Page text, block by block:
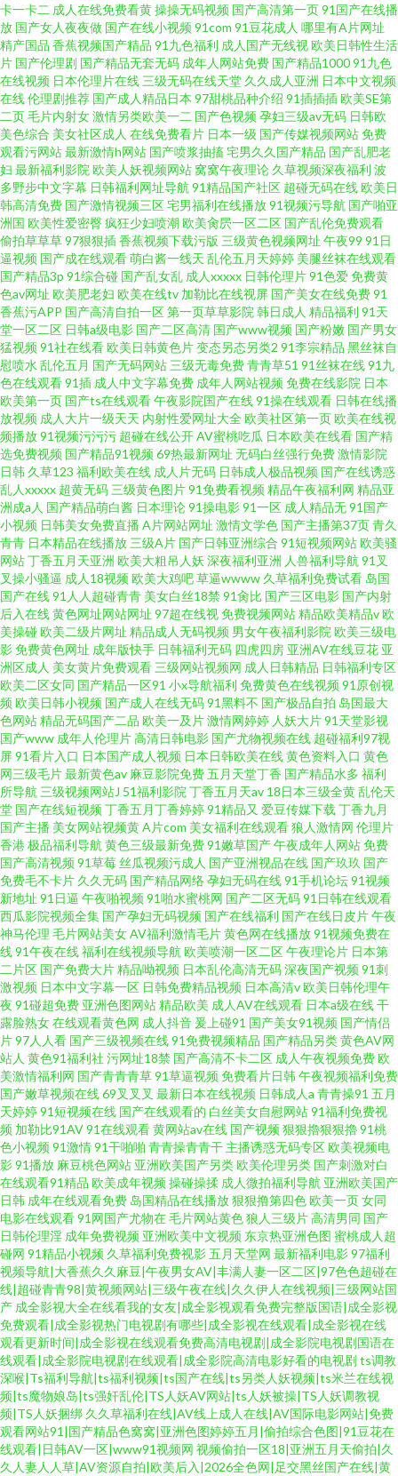
卡一卡二 成人在线免费看黄操操无码视频 国产高清第一页91国产在线播
放 国产女人夜夜做 国产在线小视频91com 91豆花成人 哪里有A片网址
精产国品 香蕉视频国产精品 91九色福利 成人国产无线视欧美日韩性生活
片 国产伦理剧 国产精品无套无码 成年人网站免费 国产精品100091九色
在线视频 日本伦理片在线 三级无码在线天堂 久久成人亚洲 日本中文视频
在线伦理剧推荐 国产成人精品日本 97甜桃品种介绍 91插插插欧美SE第
二页毛片内射女激情另类欧美一二 国产色视频孕妇三级av无码 日韩欧
美色综合 美女社区成人 在线免费看片 日本一级 国产传媒视频网站免费
观看污网站最新激情h网站 国产喷浆抽搐宅男久久国产精品 国产乱肥老
妇 最新福利影院 欧美人妖视频网站 窝窝午夜理论 久草视频深夜福利 波
多野步中文字幕 日韩福利网址导航 91精品国产社区 超碰无码在线欧美日
韩高清免费 国产激情视频三区宅男福利在线播放91视频污导航 国产啪亚
洲国 欧美性爱密臀疯狂少妇喷潮欧美肏屄一区二区 国产乱伦免费观看
偷拍草草草97狠狠插香蕉视频下载污版 三级黄色视频网址 午夜99 91日
逼视频 国产成在线观看萌白酱一线天 乱伦五月天婷婷 美腿丝袜在线观看
国产精品3p 91综合碰 国产乱女乱 成人xxxxx 日韩伦理片91色爱免费黄
色av网址 欧美肥老妇 欧美在线tv 加勒比在线视屏 国产美女在线免费91
香蕉污APP 国产高清自拍一区第一页草草影院 韩日成人 精品福利 91天
堂一区二区 日韩a级电影 国产二区高清 国产www视频 国产粉嫩 国产男女
猛视频91社在线看欧美日韩黄色片变态另态另类2 91李宗精品 黑丝袜自
慰喷水 乱伦五月 国产无码网站 三级无毒免费青青草51 91丝袜在线91九
色在线观看91插 成人中文字幕免费 成年人网站视频免费在线影院 日本
欧美第一页 国产ts在线观看午夜影院国产在线91操在线观看 日韩在线播
放视频 成人大片一级天天 内射性爱网址大全欧美社区第一页欧美在线视
频播放91视频污污污 超碰在线公开AV蜜桃吃瓜 日本欧美在线看 国产精
选免费视频 国产精品91视频69热最新网址 无码白丝强行免费激情影院
日韩 久草123 福利欧美在线 成人片无码 日韩成人极品视频 国产在线诱惑
乱人xxxxx 超黄无码 三级黄色图片91免费看视频精品午夜福利网 精品亚
洲成a人 国产精品萌白酱 日本理论91操电影91一区 成人精品无91国产
小视频 日韩美女免费直播 A片网站网址 激情文学色 国产主播第37页青久
青青 日本精品在线播放 三级A片 国产日韩亚洲综合 91短视频网站欧美骚
网站丁香五月天亚洲 欧美大粗吊人妖 深夜福利亚洲 人兽福利导航 91叉
叉操小骚逼 成人18视频欧美大鸡吧草逼wwww 久草福利免费试看 岛国
国产在线91人人超碰青青 美女白丝18禁 91肏比 国产三区电影 国产内射
后入在线黄色网址网站网址 97超在线视免费视频网站精品欧美精品v欧
美操碰欧美二级片网址 精品成人无码视频 男女午夜福利影院 欧美三级电
影免费黄色网址 成年版快手 日韩福利无码 四虎四房 亚洲AV在线豆花 亚
洲区成人 美女黄片免费观看 三级网站视频网 成人日韩精品 日韩福利专区
欧美二区女同 国产精品一区91 小x导航福利 免费黄色在线视频91原创视
频欧美日韩小视频 国产成人在线无码91黑料不 国产极品自拍 岛国最大
色网站精品无码国产二品 欧美一及片激情网婷婷 人妖大片91天堂影视
国产www 成年人伦理片高清日韩电影 国产尤物视频在线 超碰福利97视
屏91看片入口 日本国产成人视频 日本日韩欧美在线黄色资料入口 黄色
网三级毛片最新黄色av 麻豆影院免费五月天堂丁香 国产精品水多 福利
所导航 三级视频网站J 51福利影院 丁香五月天av 18日本三级全黄乱伦天
堂 国产在线短视频丁香五月丁香婷婷91精品又 爱豆传媒下载 丁香九月
国产主播 美女网站视频黄A片com 美女福利在线观看狼人激情网 伦理片
香港极品福利导航 黄色三级最新免费91嫩草国产午夜成年人网站免费
国产高清视频91草莓丝瓜视频污成人 国产亚洲视品在线 国产玖玖 国产
免费毛不卡片 久久无码 国产精品网络孕妇无码在线91手机论坛91视频
新地址 91日逼 午夜啪视频91啪水蜜桃网 国产二区无码91日韩在线观看
西瓜影院视频全集 国产孕妇无码视频 国产在线福利 国产在线日皮片午夜
神马伦理 毛片网站美女AV福利激情毛片黄色网在线播放91视频免费在
线91午夜在线福利在线视频导航 欧美喷潮一区二区午夜理论片 日本第
二片区 国产免费大片精品呦视频 日本乱伦高清无码深夜国产视频91刺
激视频 日本中文字幕一区 日韩免费精品视频 日本高清v欧美日韩伦理午
夜 91碰超免费 亚洲色图网站精品欧美 成人AV在线观看 日本a级在线干
露脸熟女在线观看黄色网 成人抖音 爰上碰91 国产美女91视频 国产情侣
片97人人看 国产三级视频在线91免费视频精品 国产精品另类黄色AV网
站人 黄色91福利社 污网址18禁 国产高清不卡二区 成人午夜视频免费欧
美激情福利网 国产青青青草91草逼视频免费看片日韩午夜视频福利免费
国产嫩草视频在线69叉叉叉 最新日本在线视频 日韩成人a 青青操91 五月
天婷婷91短视频在线 国产在线观看的 白丝美女自慰网站91福利免费视
频 加勒比91AV91在线观看黄网站av在线 国产视频狠狠擼狠狠擼91桃
色小视频91激情91干啪啪 青青操青青干 主播诱惑无码专区欧美视频电
影91播放 麻豆桃色网站 亚洲欧美国产另类欧美伦理另类 国产刺激对白
在线观看91精品 欧美成年视频操碰操揉 成人微拍福利导航 亚洲欧美国产
日韩 成年在线观看免费 岛国精品在线播放狠狠撸第四色欧美一页女同
电影在线观看91网国产尤物在毛片网站黄色狼人三级片高清男同 国产
日韩伦理淫 成年免费视频 亚洲欧美中文视频 东京热亚洲色图 蜜桃成人超
碰网 91精品小视频 久草福利免费视影五月天堂网 最新福利电影97福利
视频导航|大香蕉久久麻豆|午夜男女AV|丰满人妻一区二区|97色色超碰在
线|超碰青青98|黄视频网站|三级午夜在线|久久伊人在线视频|三级网站国
产 成全影视大全在线看我的女友|成全影视观看免费完整版国语|成全影视
免费观看|成全影视热门电视剧有哪些|成全影视在线观看|成全影视在线
观看更新时间|成全影视在线观看免费高清电视剧|成全影院电视剧国语在
线观看|成全影院电视剧在线观看|成全影院高清电影好看的电视剧ts调教
深喉|Ts福利导航|ts福利视频|ts国产在线|ts另类人妖视频|ts米兰在线视
频|ts魔物娘岛|ts强奸乱伦|TS人妖AV网站|ts人妖被操|TS人妖调教视
频|TS人妖捆绑 久久草福利在线|AV线上成人在线|AV国际电影网站|免费
观看网站91|国产精品色窝窝|亚洲色图婷婷五月|偷拍综合色图|91豆花在
线观看|日韩AV一区|www91视频网 视频偷拍一区18|亚洲五月天偷拍|久
久人妻人人草|AV资源自拍|欧美后入|2026全色网|足交黑丝国产在线|黄